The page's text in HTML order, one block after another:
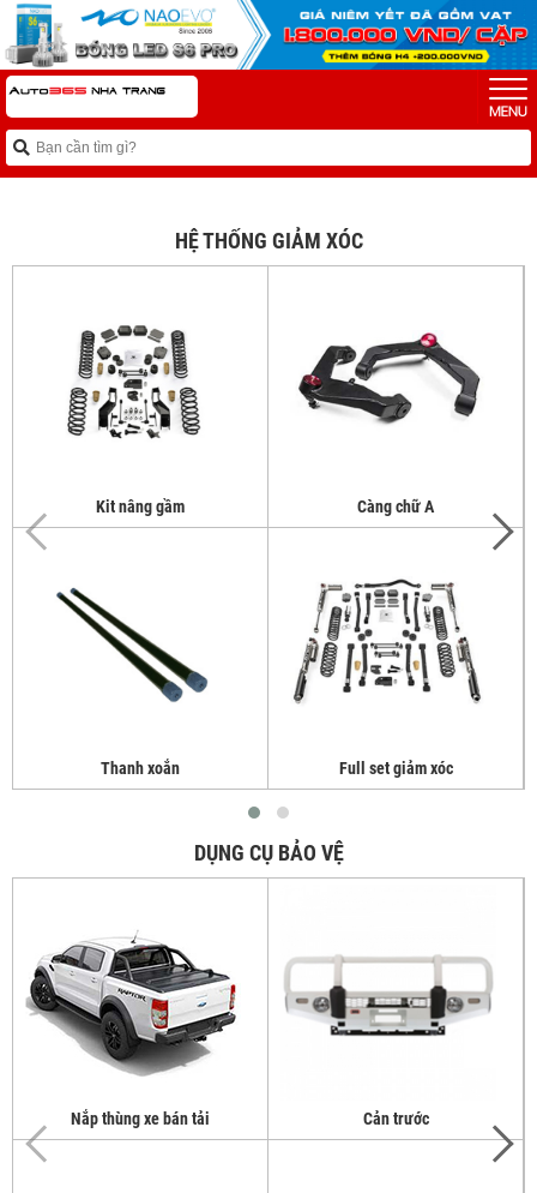
HỆ THỐNG GIẢM XÓC
Kit nâng gầm
Thanh xoắn
Càng chữ A
Full set giảm xóc
DỤNG CỤ BẢO VỆ
Nắp thùng xe bán tải Cản trước